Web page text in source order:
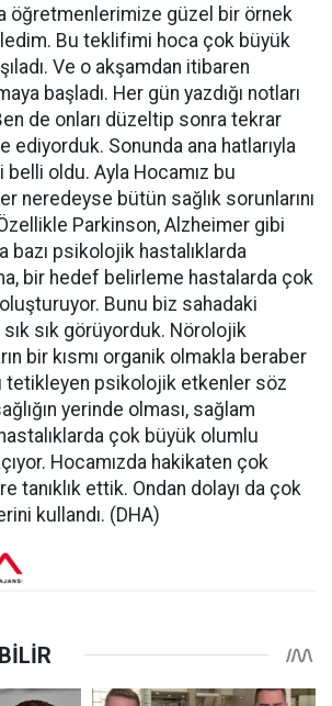
öğretmenlerimize güzel bir örnek
Bu teklifimi hoca çok büyük
Ve o akşamdan itibaren
başladı. Her gün yazdığı notları
de onları düzeltip sonra tekrar
ediyorduk. Sonunda ana hatlarıyla
belli oldu. Ayla Hocamız bu
neredeyse bütün sağlık sorunlarını
Parkinson, Alzheimer gibi
bazı psikolojik hastalıklarda
bir hedef belirleme hastalarda çok
Bunu biz sahadaki
sık sık görüyorduk. Nörolojik
bir kısmı organik olmakla beraber
tetikleyen psikolojik etkenler söz
yerinde olması, sağlam
çok büyük olumlu
Hocamızda hakikaten çok
tanıklık ettik. Ondan dolayı da çok
kullandı. (DHA)